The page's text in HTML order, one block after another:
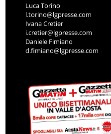
Luca Torino
l.torino@lgpresse.com
Ivana Cretier
i.cretier@lgpresse.com
Daniele Fimiano
d.fimiano@lgpresse.com